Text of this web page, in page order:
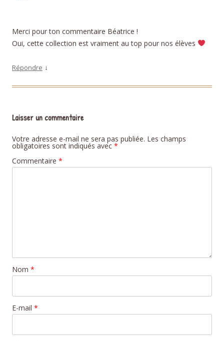
Merci pour ton commentaire Béatrice !
Oui, cette collection est vraiment au top pour nos élèves
Répondre ↓
Laisser un commentaire
Votre adresse e-mail ne sera pas publiée. Les champs
obligatoires sont indiqués avec *
Commentaire *
Nom *
E-mail *